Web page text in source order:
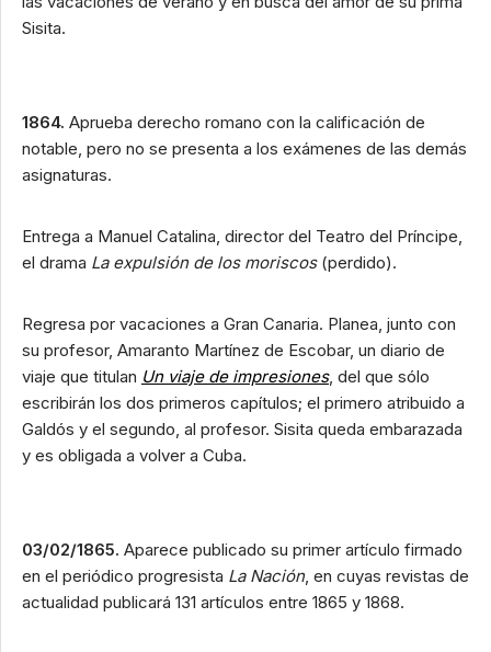
Sisita.
1864. Aprueba derecho romano con la calificación de
notable, pero no se presenta a los exámenes de las demás
asignaturas.
Entrega a Manuel Catalina, director del Teatro del Príncipe,
el drama La expulsión de los moriscos(perdido).
Regresa por vacaciones a Gran Canaria. Planea, junto con
su profesor, Amaranto Martínez de Escobar, un diario de
viaje que titulan Un viaje de impresiones, del que sólo
escribirán los dos primeros capítulos; el primero atribuido a
Galdós y el segundo, al profesor. Sisita queda embarazada
y es obligada a volver a Cuba.
03/02/1865. Aparece publicado su primer artículo firmado
en el periódico progresista La Nación, en cuyas revistas de
actualidad publicará 131 artículos entre 1865 y 1868.